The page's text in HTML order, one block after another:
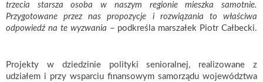
trzecia starsza osoba w naszym regionie mieszka samotnie.
Przygotowane przez nas propozycje i rozwiązania to właściwa
odpowiedź na te wyzwania – podkreśla marszałek Piotr Całbecki.
Projekty w dziedzinie polityki senioralnej, realizowane z
udziałem i przy wsparciu finansowym samorządu województwa